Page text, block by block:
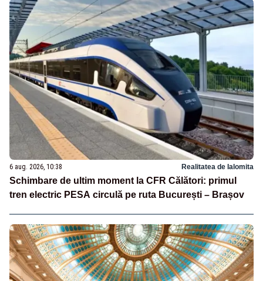
6 aug. 2026, 10:38 Realitatea de Ialomita
Schimbare de ultim moment la CFR Călători: primul
tren electric PESA circulă pe ruta București – Brașov